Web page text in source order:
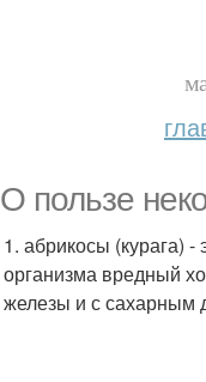
О пользе
1. абрикосы (курага) -
организма вредный
железы и с сахарным